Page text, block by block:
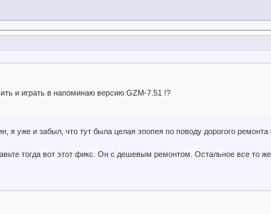
и играть в напоминаю версию GZM-7.51 !?
я уже и забыл, что тут была целая эпопея по поводу дорогого
тогда вот этот фикс. Он с дешевым ремонтом. Остальное все то